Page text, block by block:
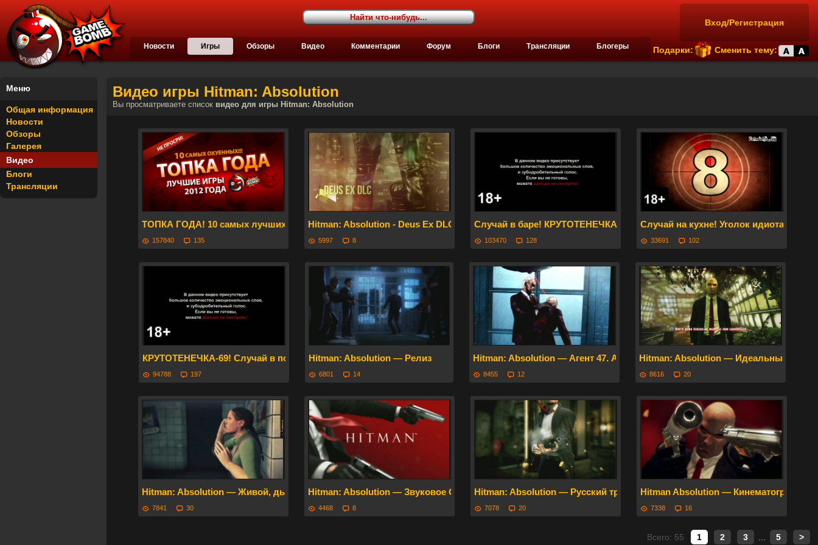
Вход/Регистрация
Подарки: Сменить тему:
Новости Игры Обзоры Видео Комментарии Форум Блоги Трансляции Блогеры
Меню
Общая информация
Новости
Обзоры
Галерея
Видео
Блоги
Трансляции
Видео игры Hitman: Absolution
Вы просматриваете список видео для игры Hitman: Absolution
ТОПКА ГОДА! 10 самых лучших игр! КРУТОТЕНЕЧКА!
157840 135
Hitman: Absolution - Deus Ex DLC
5997 8
Случай в баре! КРУТОТЕНЕЧКА-70!
103470 128
Случай на кухне! Уголок идиота ч.29
33691 102
КРУТОТЕНЕЧКА-69! Случай в поезде!
94788 197
Hitman: Absolution — Релиз
6801 14
Hitman: Absolution — Агент 47. Архивы ICA (HD) на русском
8455 12
Hitman: Absolution — Идеальный
8616 20
Hitman: Absolution — Живой, дышащий мир
7841 30
Hitman: Absolution — Звуковое Оформление
4468 8
Hitman: Absolution — Русский трейлер
7078 20
Hitman Absolution —
7338 16
Всего: 55 1 2 3 5 >